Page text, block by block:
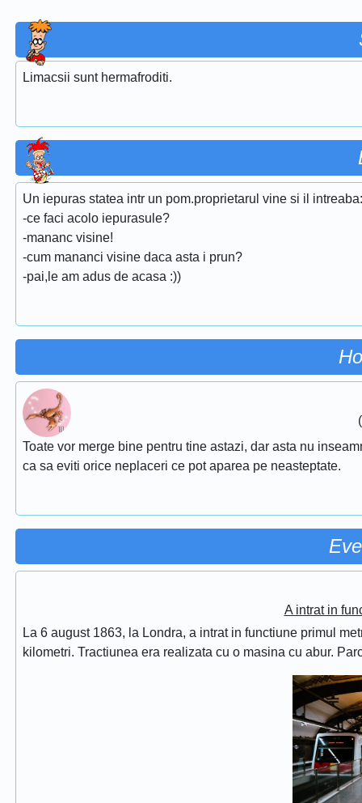
Limacsii sunt hermafroditi.
Un iepuras statea intr un pom.proprietarul vine si il intreaba:
-ce faci acolo iepurasule?
-mananc visine!
-cum mananci visine daca asta i prun?
-pai,le am adus de acasa :))
Toate vor merge bine pentru tine astazi, dar asta nu
ca sa eviti orice neplaceri ce pot aparea pe neasteptate.
A intrat in
La 6 august 1863, la Londra, a intrat in functiune primul
kilometri. Tractiunea era realizata cu o masina cu abur.